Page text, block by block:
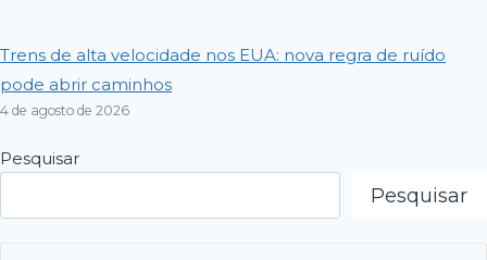
Trens de alta velocidade nos EUA: nova regra de ruído
pode abrir caminhos
4 de agosto de 2026
Pesquisar
Pesquisar